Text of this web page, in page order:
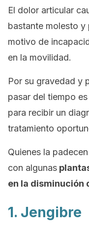
El dolor articular
bastante molesto y
motivo de
en la movilidad.
Por su gravedad y
pasar del tiempo
para recibir un
tratamiento
Quienes la
con algunas
en la disminución
1. Jengibre